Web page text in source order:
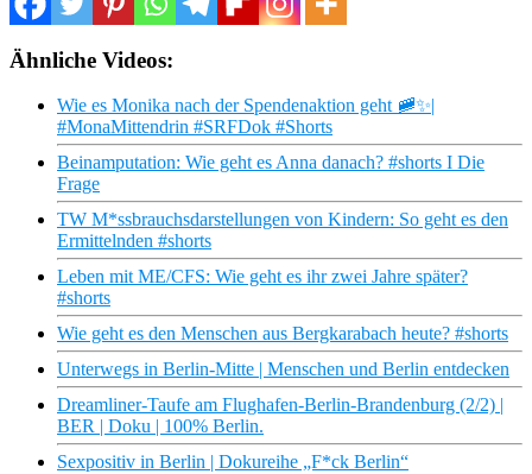
Ähnliche Videos:
Wie es Monika nach der Spendenaktion geht 🚞✨|
#MonaMittendrin #SRFDok #Shorts
Beinamputation: Wie geht es Anna danach? #shorts I Die
Frage
TW M*ssbrauchsdarstellungen von Kindern: So geht es den
Ermittelnden #shorts
Leben mit ME/CFS: Wie geht es ihr zwei Jahre später?
#shorts
Wie geht es den Menschen aus Bergkarabach heute? #shorts
Unterwegs in Berlin-Mitte | Menschen und Berlin entdecken
Dreamliner-Taufe am Flughafen-Berlin-Brandenburg (2/2) |
BER | Doku | 100% Berlin.
Sexpositiv in Berlin | Dokureihe „F*ck Berlin“